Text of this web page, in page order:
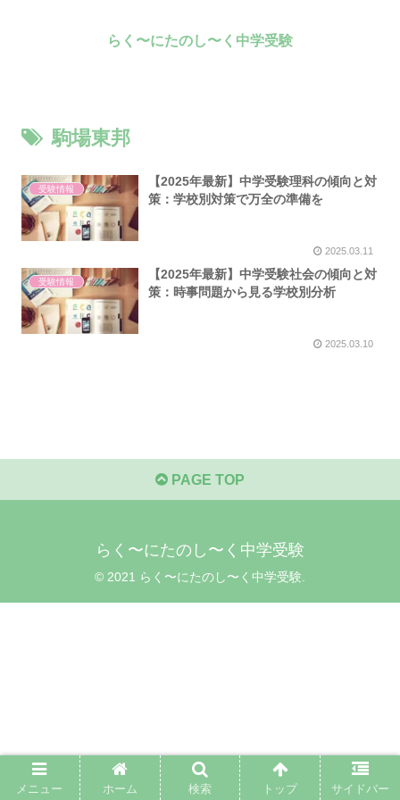
らく〜にたのし〜く中学受験
駒場東邦
受験情報
【2025年最新】中学受験理科の傾向と対
策：学校別対策で万全の準備を
2025.03.11
受験情報
【2025年最新】中学受験社会の傾向と対
策：時事問題から見る学校別分析
2025.03.10
PAGE TOP
らく〜にたのし〜く中学受験
© 2021 らく〜にたのし〜く中学受験.
メニュー ホーム 検索 トップ サイドバー